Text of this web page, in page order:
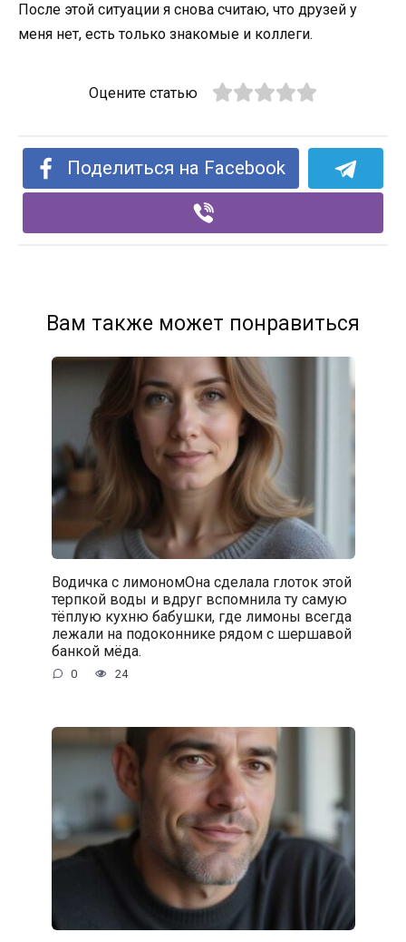
После этой ситуации я снова считаю, что друзей у
меня нет, есть только знакомые и коллеги.
Оцените статью
Поделиться на Facebook
Вам также может понравиться
Водичка с лимономОна сделала глоток этой
терпкой воды и вдруг вспомнила ту самую
тёплую кухню бабушки, где лимоны всегда
лежали на подоконнике рядом с шершавой
банкой мёда.
0 24